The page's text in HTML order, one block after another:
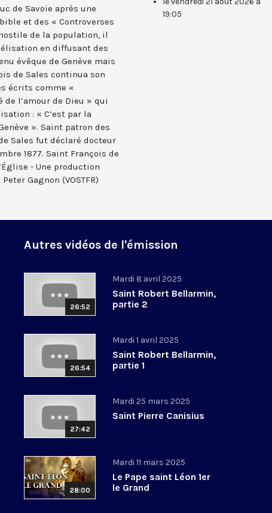
de Savoie après une
et des « Controverses
de la population, il
en diffusant des
évêque de Genève mais
de Sales continua son
écrits comme «
l’amour de Dieu » qui
: « C’est par la
». Saint patron des
Sales fut déclaré docteur
1877. Saint François de
- Une production
Gagnon (VOSTFR)
19:05
Autres vidéos de l'émission
26:52
Mardi 8 avril 2025
Saint Robert Bellarmin,
partie 2
26:54
Mardi 1 avril 2025
Saint Robert Bellarmin,
partie 1
27:42
Mardi 25 mars 2025
Saint Pierre Canisius
28:00
Mardi 11 mars 2025
Le Pape saint Léon 1er
le Grand